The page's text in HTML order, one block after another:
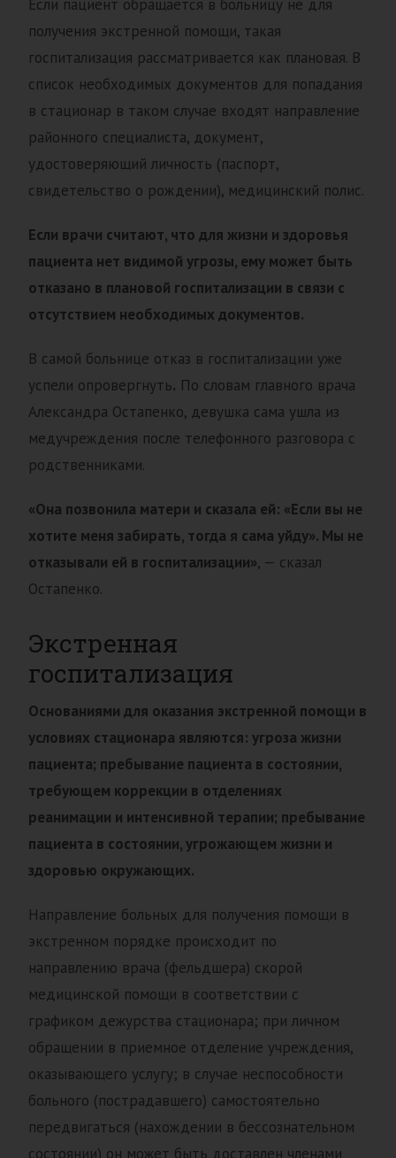
Если пациент обращается в больницу не для
получения экстренной помощи, такая
госпитализация рассматривается как плановая. В
список необходимых документов для попадания
в стационар в таком случае входят направление
районного специалиста, документ,
удостоверяющий личность (паспорт,
свидетельство о рождении), медицинский полис.
Если врачи считают, что для жизни и здоровья
пациента нет видимой угрозы, ему может быть
отказано в плановой госпитализации в связи с
отсутствием необходимых документов.
В самой больнице отказ в госпитализации уже
успели опровергнуть. По словам главного врача
Александра Остапенко, девушка сама ушла из
медучреждения после телефонного разговора с
родственниками.
«Она позвонила матери и сказала ей: «Если вы не
хотите меня забирать, тогда я сама уйду». Мы не
отказывали ей в госпитализации», — сказал
Остапенко.
Экстренная
госпитализация
Основаниями для оказания экстренной помощи в
условиях стационара являются: угроза жизни
пациента; пребывание пациента в состоянии,
требующем коррекции в отделениях
реанимации и интенсивной терапии; пребывание
пациента в состоянии, угрожающем жизни и
здоровью окружающих.
Направление больных для получения помощи в
экстренном порядке происходит по
направлению врача (фельдшера) скорой
медицинской помощи в соответствии с
графиком дежурства стационара; при личном
обращении в приемное отделение учреждения,
оказывающего услугу; в случае неспособности
больного (пострадавшего) самостоятельно
передвигаться (нахождении в бессознательном
состоянии) он может быть доставлен членами